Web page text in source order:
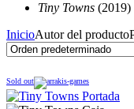
Tiny Towns (2019)
InicioAutor del producto
Sold out